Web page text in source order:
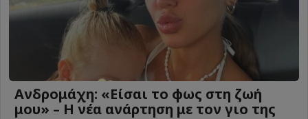
Ανδρομάχη: «Είσαι το φως στη ζωή
μου» – Η νέα ανάρτηση με τον γιο της